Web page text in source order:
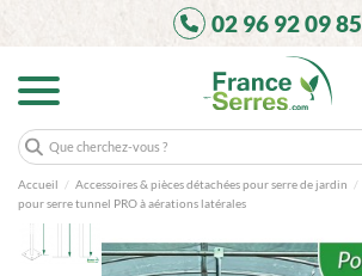
02 96 92 09 85
Accueil Accessoires & pièces détachées pour serre de jardin
pour serre tunnel PRO à aérations latérales